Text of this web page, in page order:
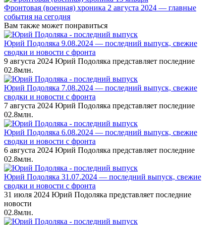
Фронтовая (военная) хроника 2 августа 2024 — главные
события на сегодня
Вам также может понравиться
Юрий Подоляка 9.08.2024 — последний выпуск, свежие
сводки и новости с фронта
9 августа 2024 Юрий Подоляка представляет последние
02.8млн.
Юрий Подоляка 7.08.2024 — последний выпуск, свежие
сводки и новости с фронта
7 августа 2024 Юрий Подоляка представляет последние
02.8млн.
Юрий Подоляка 6.08.2024 — последний выпуск, свежие
сводки и новости с фронта
6 августа 2024 Юрий Подоляка представляет последние
02.8млн.
Юрий Подоляка 31.07.2024 — последний выпуск, свежие
сводки и новости с фронта
31 июля 2024 Юрий Подоляка представляет последние
новости
02.8млн.